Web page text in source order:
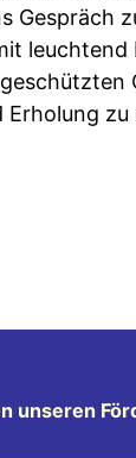
Gespräch
leuchtend
Erholung zu
unseren